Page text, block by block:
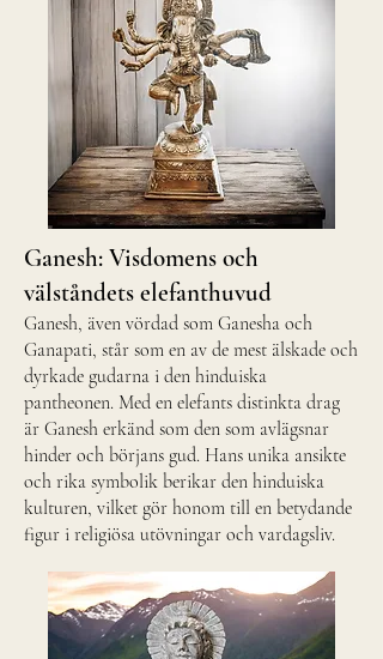
Ganesh: Visdomens och
välståndets elefanthuvud
Ganesh, även vördad som Ganesha och
Ganapati, står som en av de mest älskade och
dyrkade gudarna i den hinduiska
pantheonen. Med en elefants distinkta drag
är Ganesh erkänd som den som avlägsnar
hinder och börjans gud. Hans unika ansikte
och rika symbolik berikar den hinduiska
kulturen, vilket gör honom till en betydande
figur i religiösa utövningar och vardagsliv.